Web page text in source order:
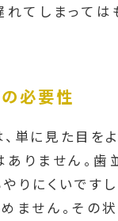
れてしまっては
必要性
単に見た目を
ありません。歯
りにくいです
ません。その